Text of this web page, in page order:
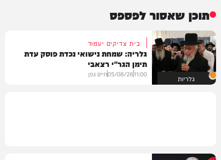
תוכן שאסור לפספס
גלריות
בית צדיקים יעמוד
גלריה: שמחת נישואי נכדת פוסק עדת
תימן הגר"י רצאבי
11:00
05/08/26חיים גפן